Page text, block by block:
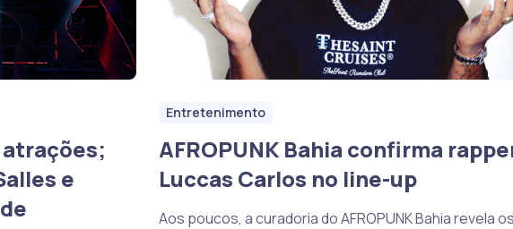
e
Entretenimento
AFROPUNK Bahia confirma
Luccas Carlos no line-up
Aos poucos, a curadoria do AFROPUNK Bahia revela